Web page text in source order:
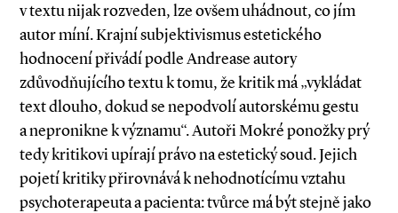
v textu nijak rozveden, lze ovšem uhádnout, co jím
autor míní. Krajní subjektivismus estetického
hodnocení přivádí podle Andrease autory
zdůvodňujícího textu k tomu, že kritik má „vykládat
text dlouho, dokud se nepodvolí autorskému gestu
a nepronikne k významu“. Autoři Mokré ponožky prý
tedy kritikovi upírají právo na estetický soud. Jejich
pojetí kritiky přirovnává k nehodnotícímu vztahu
psycho­terapeuta a pacienta: tvůrce má být stejně jako